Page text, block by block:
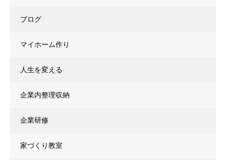
ブログ
マイホーム作り
人生を変える
企業内整理収納
企業研修
家づくり教室